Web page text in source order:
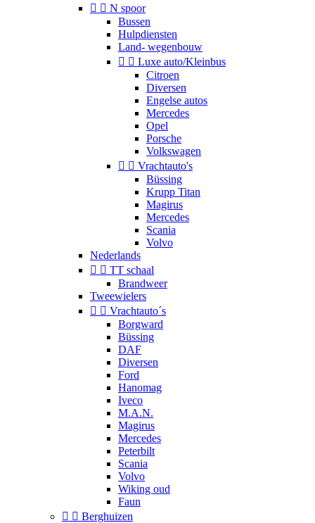
  N spoor
Bussen
Hulpdiensten
Land- wegenbouw
  Luxe auto/Kleinbus
Citroen
Diversen
Engelse autos
Mercedes
Opel
Porsche
Volkswagen
  Vrachtauto's
Büssing
Krupp Titan
Magirus
Mercedes
Scania
Volvo
Nederlands
  TT schaal
Brandweer
Tweewielers
  Vrachtauto´s
Borgward
Büssing
DAF
Diversen
Ford
Hanomag
Iveco
M.A.N.
Magirus
Mercedes
Peterbilt
Scania
Volvo
Wiking oud
Faun
  Berghuizen